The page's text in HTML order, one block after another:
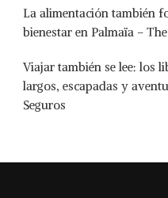
La alimentación también
bienestar en Palmaïa –
Viajar también se lee: los
largos, escapadas y
Seguros